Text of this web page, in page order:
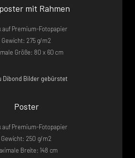
mit Rahmen
auf Premium-Fotopapier
Gewicht: 275 g/m2
Größe: 80 x 60 cm
Poster
auf Premium-Fotopapier
Gewicht: 250 g/m2
Breite: 148 cm